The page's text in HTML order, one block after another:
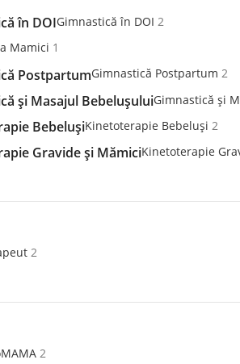
în DOIGimnastică în DOI 2
Mamici 1
PostpartumGimnastică Postpartum 2
și Masajul BebelușuluiGimnastică și
BebelușiKinetoterapie Bebeluși 2
Gravide și MămiciKinetoterapie
2
2